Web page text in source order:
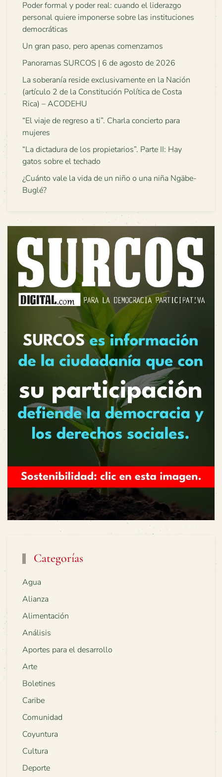
Poder formal y poder real: cuando el liderazgo
personal quiere imponerse sobre las instituciones
democráticas
Un gran paso, pero apenas comenzamos
Panoramas SURCOS | 6 de agosto de 2026
La soberanía reside exclusivamente en la Nación
(artículo 2 de la Constitución Política de Costa
Rica) – ACODEHU
“El viaje de regreso a ti”. Charla concierto para
mujeres
“La dictadura de los propietarios”. Parte II: Hay
gatos sobre el techado
¿Cuánto vale la vida de un niño o una niña Ngäbe-
Buglé?
Categorías
Agua
Alianza
Alimentación
Análisis
Aportes para el desarrollo
Arte
Boletines
Caribe
Comunidad
Coyuntura
Cultura
Deporte